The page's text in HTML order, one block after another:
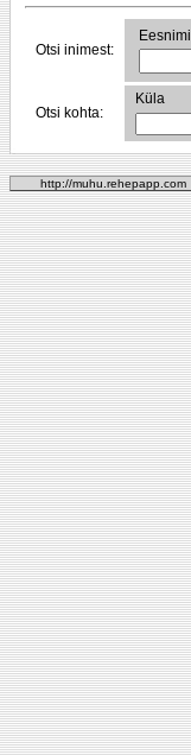
Otsi inimest:
Eesnimi
Otsi kohta:
Küla
http://muhu.rehepapp.com